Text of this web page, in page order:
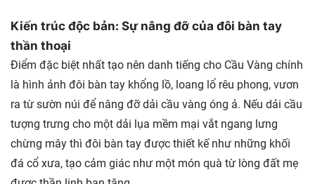
Kiến trúc độc bản: Sự nâng đỡ của đôi bàn tay
thần thoại
Điểm đặc biệt nhất tạo nên danh tiếng cho Cầu Vàng chính
là hình ảnh đôi bàn tay khổng lồ, loang lổ rêu phong, vươn
ra từ sườn núi để nâng đỡ dải cầu vàng óng ả. Nếu dải cầu
tượng trưng cho một dải lụa mềm mại vắt ngang lưng
chừng mây thì đôi bàn tay được thiết kế như những khối
đá cổ xưa, tạo cảm giác như một món quà từ lòng đất mẹ